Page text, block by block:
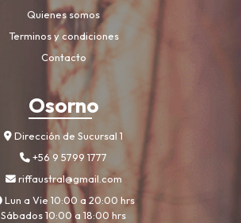
Quienes somos
Terminos y condiciones
Contacto
Osorno
Dirección de Sucursal 1
+56 9 5799 1777
riffaustral@gmail.com
Lun a Vie 10:00 a 20:00 hrs
Sábados 10:00 a 18:00 hrs